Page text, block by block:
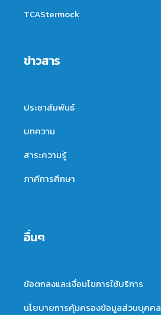
TCAStermock
ข่าวสาร
ประชาสัมพันธ์
บทความ
สาระความรู้
ภาคีการศึกษา
อื่นๆ
ข้อตกลงและเงื่อนไขการใช้บริการ
นโยบายการคุ้มครองข้อมูลส่วนบุคคล